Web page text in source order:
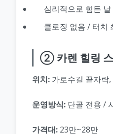
심리적으로 힘든
클로징 없음 / 터치
② 카렌 힐링 스
위치: 가로수길 끝자락
운영방식: 단골 전용 /
가격대: 23만~28만